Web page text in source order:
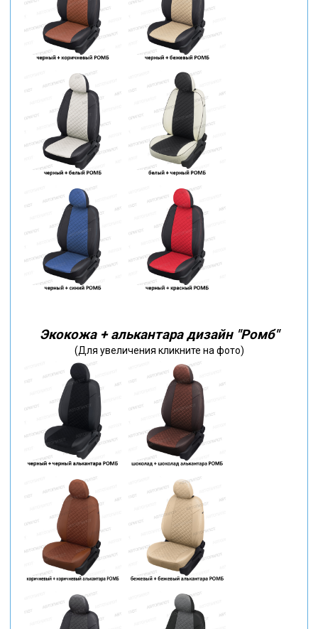
Экокожа + алькантара дизайн "Ромб"
(Для увеличения кликните на фото)